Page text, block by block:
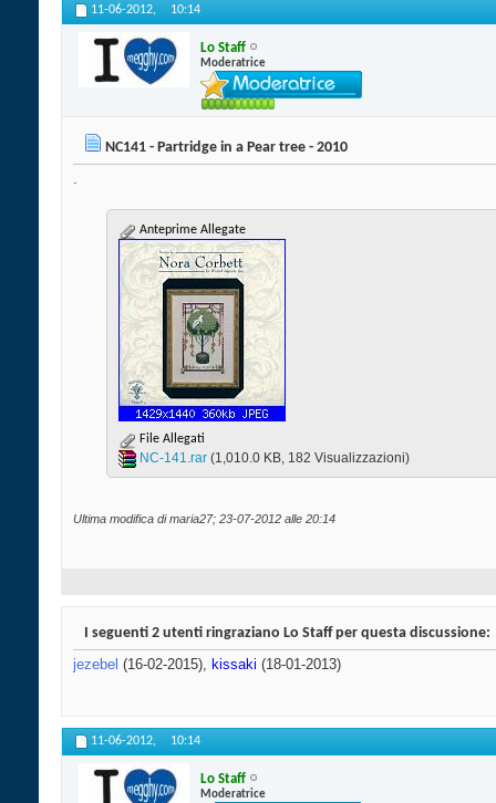
11-06-2012, 10:14
Lo Staff
Moderatrice
NC141 - Partridge in a Pear tree - 2010
.
Anteprime Allegate
File Allegati
NC-141.rar‎ (1,010.0 KB, 182 Visualizzazioni)
Ultima modifica di maria27; 23-07-2012 alle 20:14
I seguenti 2 utenti ringraziano Lo Staff per questa discussione:
jezebel (16-02-2015), kissaki (18-01-2013)
11-06-2012, 10:14
Lo Staff
Moderatrice